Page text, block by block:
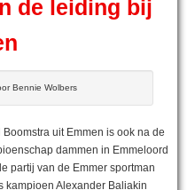
de leiding bij
Bennie Wolbers
uit Emmen is ook na de
dammen in Emmeloord
partij van de Emmer sportman
kampioen Alexander Baliakin